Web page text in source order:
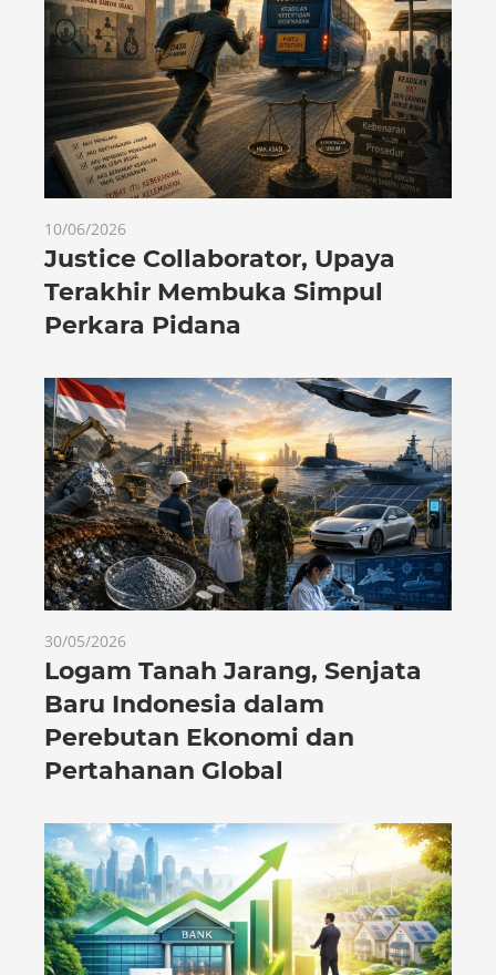
10/06/2026
Justice Collaborator, Upaya
Terakhir Membuka Simpul
Perkara Pidana
30/05/2026
Logam Tanah Jarang, Senjata
Baru Indonesia dalam
Perebutan Ekonomi dan
Pertahanan Global